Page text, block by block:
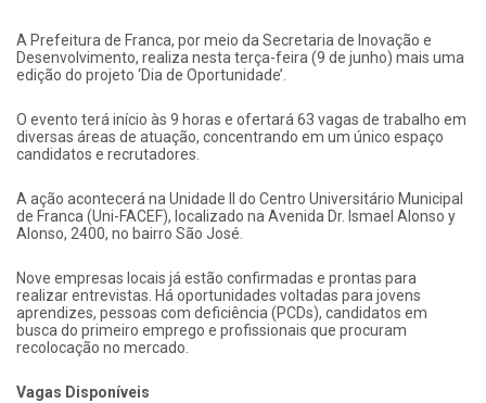
A Prefeitura de Franca, por meio da Secretaria de Inovação e
Desenvolvimento, realiza nesta terça-feira (9 de junho) mais uma
edição do projeto ‘Dia de Oportunidade’.
O evento terá início às 9 horas e ofertará 63 vagas de trabalho em
diversas áreas de atuação, concentrando em um único espaço
candidatos e recrutadores.
A ação acontecerá na Unidade II do Centro Universitário Municipal
de Franca (Uni-FACEF), localizado na Avenida Dr. Ismael Alonso y
Alonso, 2400, no bairro São José.
Nove empresas locais já estão confirmadas e prontas para
realizar entrevistas. Há oportunidades voltadas para jovens
aprendizes, pessoas com deficiência (PCDs), candidatos em
busca do primeiro emprego e profissionais que procuram
recolocação no mercado.
Vagas Disponíveis